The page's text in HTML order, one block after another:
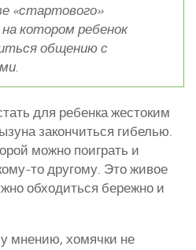
«стартового»
котором ребенок
общению с
для ребенка жестоким
закончиться гибелью.
можно поиграть и
то другому. Это живое
обходиться бережно и
мнению, хомячки не